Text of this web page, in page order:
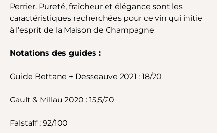
Perrier. Pureté, fraîcheur et élégance sont les
caractéristiques recherchées pour ce vin qui initie
à l’esprit de la Maison de Champagne.
Notations des guides :
Guide Bettane + Desseauve 2021 : 18/20
Gault & Millau 2020 : 15,5/20
Falstaff : 92/100